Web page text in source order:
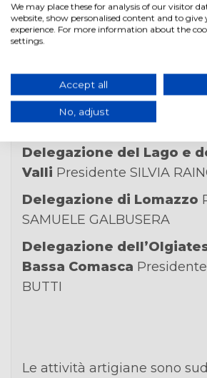
Delegazione di Cantù
ALESSANDRO MARELLI
LORENZO FRIGERIO
Delegazione di Erba
ANDREA BERARDO
Delegazione del Lago e
Valli Presidente SILVIA
Delegazione di Lomazzo
SAMUELE GALBUSERA
Delegazione
Bassa Comasca
BUTTI
Le attività artigiane sono
We may place these for analysis of our visitor
website, show personalised content and to give
experience. For more information about the
settings.
Accept all
No, adjust